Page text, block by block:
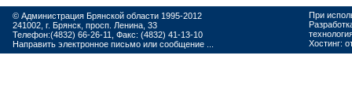
© Администрация Брянской области 1995-2012
241002, г. Брянск, просп. Ленина, 33
Телефон:(4832) 66-26-11, Факс: (4832) 41-13-10
Направить электронное письмо или сообщение ...
При
Хостинг: